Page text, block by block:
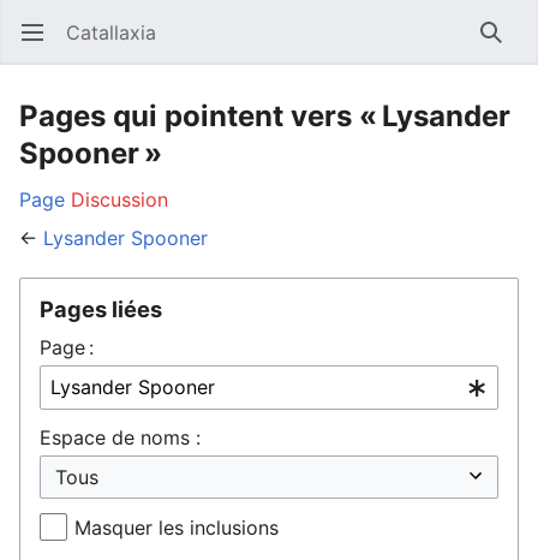
Ouvrir le menu principal Catallaxia
Pages qui pointent vers « Lysander
Spooner »
Page Discussion
← Lysander Spooner
Pages liées
Page :
Espace de noms :
Masquer les inclusions